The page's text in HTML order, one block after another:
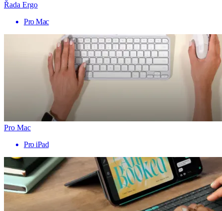
Řada Ergo
Pro Mac
Pro Mac
Pro iPad